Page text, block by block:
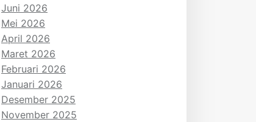
Juni 2026
Mei 2026
April 2026
Maret 2026
Februari 2026
Januari 2026
Desember 2025
November 2025